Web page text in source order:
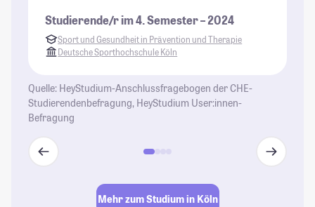
Studierende/r im 4. Semester – 2024
Sport und Gesundheit in Prävention und Therapie
Deutsche Sporthochschule Köln
Quelle: HeyStudium-Anschlussfragebogen der CHE-
Studierendenbefragung, HeyStudium User:innen-
Befragung
Mehr zum Studium in Köln